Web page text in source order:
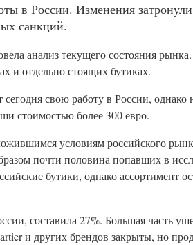
в России. Изменения
санкций.
анализ текущего состояния
и отдельно стоящих бутиках.
свою работу в России, однако
стоимостью более 300 евро.
условиям российского
почти половина попавших в
бутики, однако ассортимент
составила 27%. Большая часть
и других брендов закрыты, но